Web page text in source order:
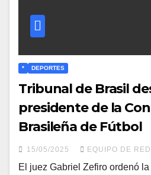
* DEPORTES
Tribunal de Brasil
presidente de la
Brasileña de Fútbol
15/05/2025 EQUIPO DE
El juez Gabriel Zefiro ordenó